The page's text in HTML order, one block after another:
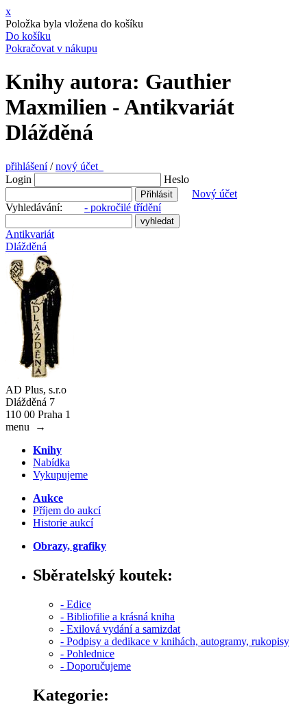
x
Položka byla vložena do košíku
Do košíku
Pokračovat v nákupu
Knihy autora: Gauthier
Maxmilien - Antikvariát
Dlážděná
přihlášení/nový účet
Login
Heslo
Nový účet
Vyhledávání: - pokročilé třídění
Antikvariát
Dlážděná
AD Plus, s.r.o
Dlážděná 7
110 00 Praha 1
menu
→
Knihy
Nabídka
Vykupujeme
Aukce
Příjem do aukcí
Historie aukcí
Obrazy, grafiky
Sběratelský koutek:
- Edice
- Bibliofilie a krásná kniha
- Exilová vydání a samizdat
- Podpisy a dedikace v knihách, autogramy, rukopisy
- Pohlednice
- Doporučujeme
Kategorie: